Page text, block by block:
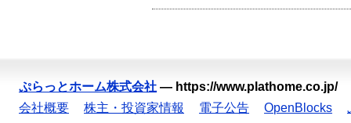
ぷらっとホーム株式会社 — https://www.plathome.co.jp/
会社概要
株主・投資家情報 電子公告 OpenBlocks